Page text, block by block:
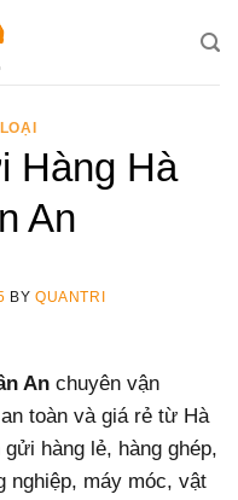
Hàng Hà
An
BYQUANTRI
An chuyên vận
toàn và giá rẻ từ Hà
hàng lẻ, hàng ghép,
nghiệp, máy móc, vật